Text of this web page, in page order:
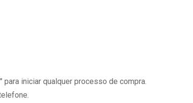
iniciar qualquer processo de compra.